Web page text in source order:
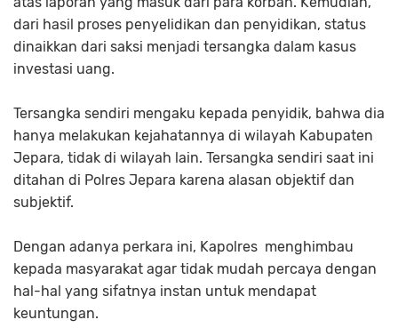
dari hasil proses penyelidikan dan penyidikan, status
dinaikkan dari saksi menjadi tersangka dalam kasus
investasi uang.
Tersangka sendiri mengaku kepada penyidik, bahwa dia
hanya melakukan kejahatannya di wilayah Kabupaten
Jepara, tidak di wilayah lain. Tersangka sendiri saat ini
ditahan di Polres Jepara karena alasan objektif dan
subjektif.
Dengan adanya perkara ini, Kapolres menghimbau
kepada masyarakat agar tidak mudah percaya dengan
hal-hal yang sifatnya instan untuk mendapat
keuntungan.